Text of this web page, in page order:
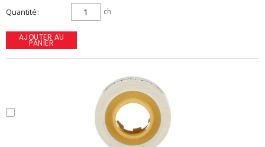
Quantité ch
AJOUTER AU
PANIER